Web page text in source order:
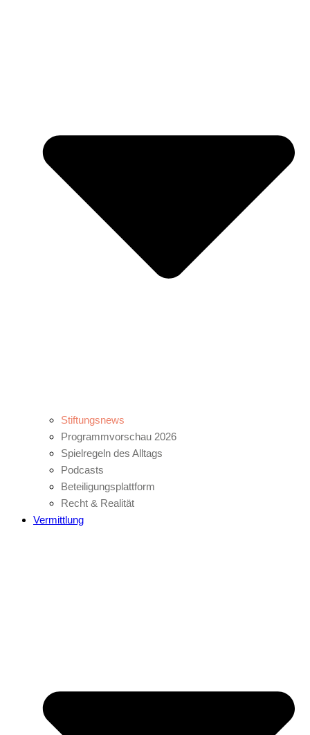
Stiftungsnews
Programmvorschau 2026
Spielregeln des Alltags
Podcasts
Beteiligungsplattform
Recht & Realität
Vermittlung